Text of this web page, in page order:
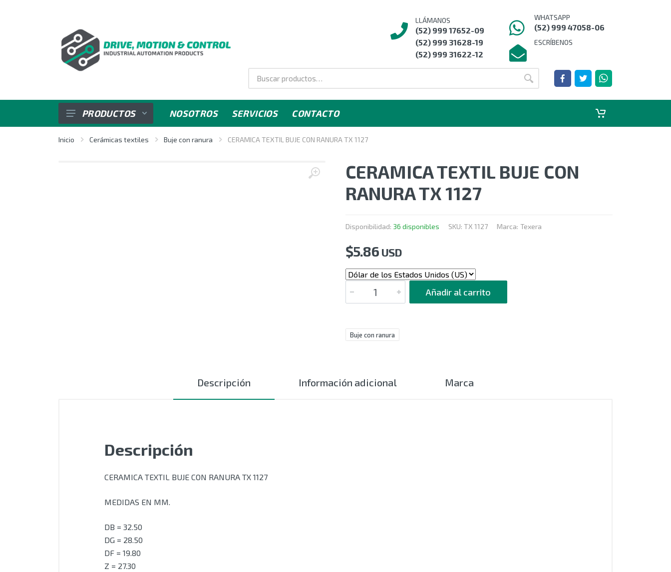
LLÁMANOS
(52) 999 17652-09
(52) 999 31628-19
(52) 999 31622-12
WHATSAPP
(52) 999 47058-06
ESCRÍBENOS
SENSORES
PRODUCTOS NOSOTROS SERVICIOS CONTACTO
Inicio Cerámicas textiles Buje con ranura CERAMICA TEXTIL BUJE CON RANURA TX 1127
CERAMICA TEXTIL BUJE CON
RANURA TX 1127
Disponibilidad: 36 disponibles SKU: TX 1127 Marca: Texera
$5.86 USD
CANTIDAD
Añadir al carrito
Buje con ranura
Descripción Información adicional Marca
Descripción
CERAMICA TEXTIL BUJE CON RANURA TX 1127
MEDIDAS EN MM.
DB = 32.50
DG = 28.50
DF = 19.80
Z = 27.30